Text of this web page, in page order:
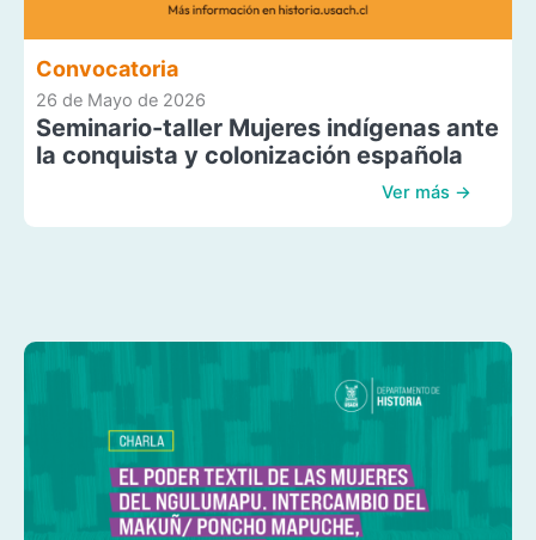
Convocatoria
26 de Mayo de 2026
Seminario-taller Mujeres indígenas ante
la conquista y colonización española
Ver más →